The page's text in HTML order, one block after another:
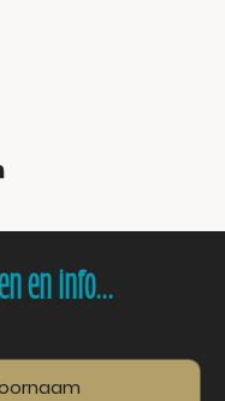
en info...